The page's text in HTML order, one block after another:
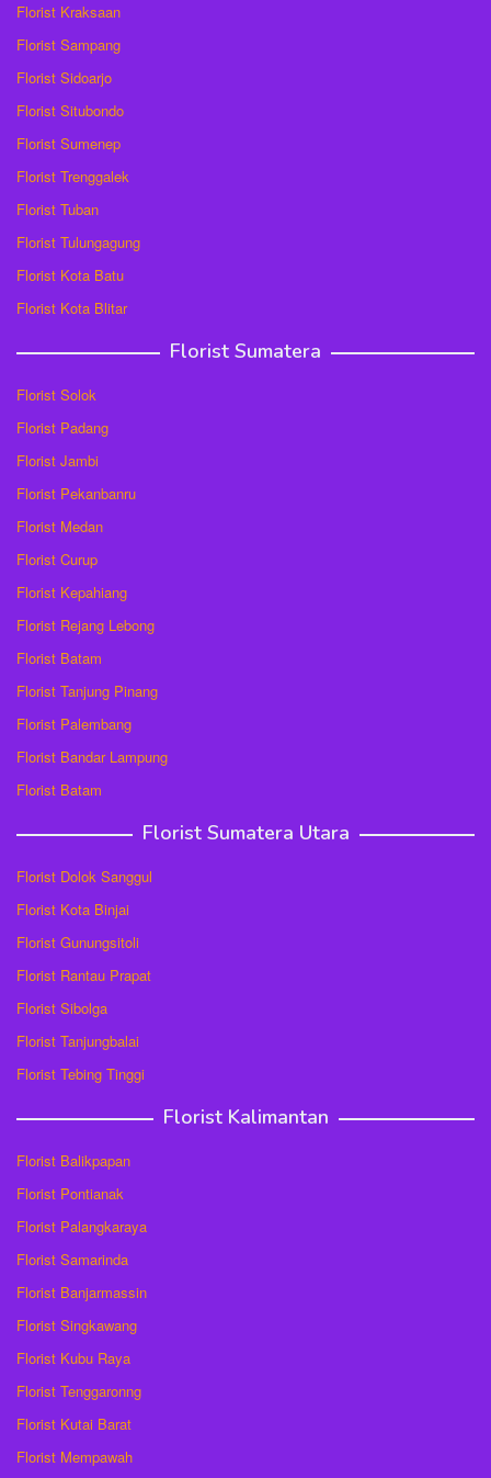
Florist Kraksaan
Florist Sampang
Florist Sidoarjo
Florist Situbondo
Florist Sumenep
Florist Trenggalek
Florist Tuban
Florist Tulungagung
Florist Kota Batu
Florist Kota Blitar
Florist Sumatera
Florist Solok
Florist Padang
Florist Jambi
Florist Pekanbanru
Florist Medan
Florist Curup
Florist Kepahiang
Florist Rejang Lebong
Florist Batam
Florist Tanjung Pinang
Florist Palembang
Florist Bandar Lampung
Florist Batam
Florist Sumatera Utara
Florist Dolok Sanggul
Florist Kota Binjai
Florist Gunungsitoli
Florist Rantau Prapat
Florist Sibolga
Florist Tanjungbalai
Florist Tebing Tinggi
Florist Kalimantan
Florist Balikpapan
Florist Pontianak
Florist Palangkaraya
Florist Samarinda
Florist Banjarmassin
Florist Singkawang
Florist Kubu Raya
Florist Tenggaronng
Florist Kutai Barat
Florist Mempawah